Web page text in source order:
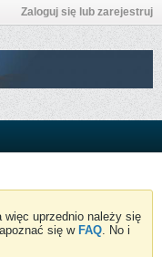
Zaloguj się lub zarejestruj
uprzednio należy się
się w FAQ. No i